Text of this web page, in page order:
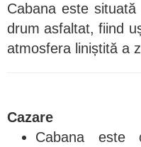
Cabana este
drum asfaltat, fiind
atmosfera liniștită a
Cazare
Cabana este